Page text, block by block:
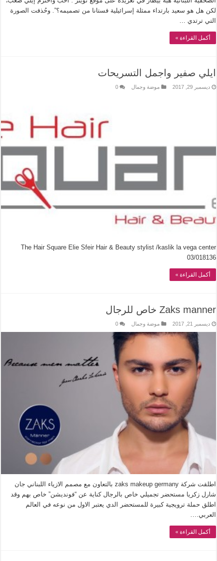
لكن هل هو سعيد بارتداء ممثلة إسرائيلية فستانا من تصميمه؟”. وحُذفت الصورة
التي ترتدي …
أكمل القراءة »
ايلي صفير واجمل التسريحات
ديسمبر 29, 2017 موضة وجمال 0
The Hair Square Elie Sfeir Hair & Beauty stylist /kaslik la vega center
03/018136
أكمل القراءة »
Zaks manner خاص للرجال
ديسمبر 21, 2017 موضة وجمال 0
اطلقت شركة zaks makeup germany بالتعاون مع مصمم الازياء اللبناني جان
شارل زكريا مستحضر تجميلي خاص بالرجال كناية عن “فونديشن” خاص بهم وقد
اطلق حملة ترويجية كبيرة للمستحضر الدي يعتبر الاول من نوعه في العالم
العربي….
أكمل القراءة »